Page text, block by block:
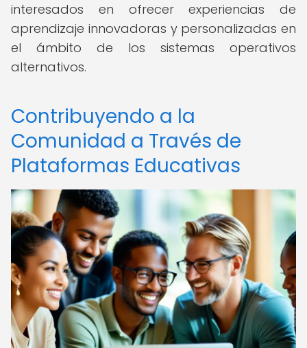
interesados en ofrecer experiencias de
aprendizaje innovadoras y personalizadas en
el ámbito de los sistemas operativos
alternativos.
Contribuyendo a la
Comunidad a Través de
Plataformas Educativas